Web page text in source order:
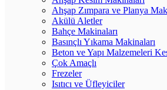
Ahşap Zımpara ve Planya
Akülü Aletler
Bahçe Makinaları
Basınçlı Yıkama Makinaları
Beton ve Yapı Malzemeleri
Çok Amaçlı
Frezeler
Isıtıcı ve Üfleyiciler